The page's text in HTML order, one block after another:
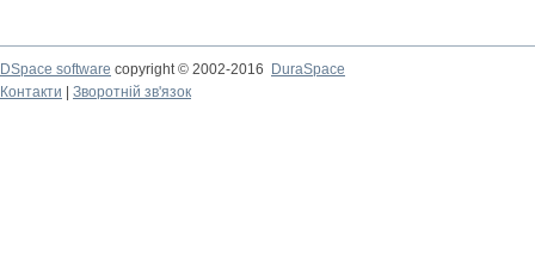
DSpace software copyright © 2002-2016
DuraSpace
Контакти
Зворотній зв'язок